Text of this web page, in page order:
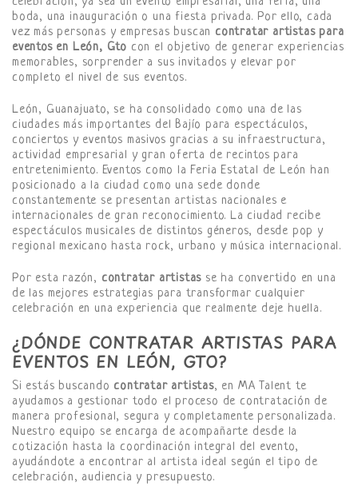
boda, una inauguración o una fiesta privada. Por ello, cada
vez más personas y empresas buscan contratar artistas para
eventos en León, Gto con el objetivo de generar experiencias
memorables, sorprender a sus invitados y elevar por
completo el nivel de sus eventos.
León, Guanajuato, se ha consolidado como una de las
ciudades más importantes del Bajío para espectáculos,
conciertos y eventos masivos gracias a su infraestructura,
actividad empresarial y gran oferta de recintos para
entretenimiento. Eventos como la Feria Estatal de León han
posicionado a la ciudad como una sede donde
constantemente se presentan artistas nacionales e
internacionales de gran reconocimiento. La ciudad recibe
espectáculos musicales de distintos géneros, desde pop y
regional mexicano hasta rock, urbano y música internacional.
Por esta razón, contratar artistas se ha convertido en una
de las mejores estrategias para transformar cualquier
celebración en una experiencia que realmente deje huella.
¿DÓNDE CONTRATAR ARTISTAS PARA
EVENTOS EN LEÓN, GTO?
Si estás buscando contratar artistas, en MA Talent te
ayudamos a gestionar todo el proceso de contratación de
manera profesional, segura y completamente personalizada.
Nuestro equipo se encarga de acompañarte desde la
cotización hasta la coordinación integral del evento,
ayudándote a encontrar al artista ideal según el tipo de
celebración, audiencia y presupuesto.